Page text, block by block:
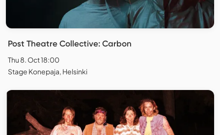
Post Theatre Collective: Carbon
Thu 8. Oct 18:00
Stage Konepaja, Helsinki